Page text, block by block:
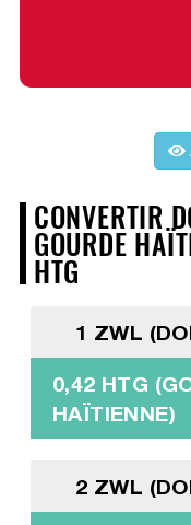
CONVERTIR
GOURDE
HTG
1 ZWL
0,42 HTG
HAÏTIENNE)
2 ZWL